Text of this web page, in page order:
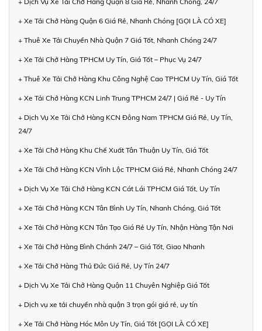
+ Xe Tải Chở Hàng Quận 6 Giá Rẻ, Nhanh Chóng [GỌI LÀ CÓ XE]
+ Thuê Xe Tải Chuyển Nhà Quận 7 Giá Tốt, Nhanh Chóng 24/7
+ Xe Tải Chở Hàng TPHCM Uy Tín, Giá Tốt – Phục Vụ 24/7
+ Thuê Xe Tải Chở Hàng Khu Công Nghệ Cao TPHCM Uy Tín, Giá Tốt
+ Xe Tải Chở Hàng KCN Linh Trung TPHCM 24/7 | Giá Rẻ - Uy Tín
+ Dịch Vụ Xe Tải Chở Hàng KCN Đông Nam TPHCM Giá Rẻ, Uy Tín,
24/7
+ Xe Tải Chở Hàng Khu Chế Xuất Tân Thuận Uy Tín, Giá Tốt
+ Xe Tải Chở Hàng KCN Vĩnh Lộc TPHCM Giá Rẻ, Nhanh Chóng 24/7
+ Dịch Vụ Xe Tải Chở Hàng KCN Cát Lái TPHCM Giá Tốt, Uy Tín
+ Xe Tải Chở Hàng KCN Tân Bình Uy Tín, Nhanh Chóng, Giá Tốt
+ Xe Tải Chở Hàng KCN Tân Tạo Giá Rẻ Uy Tín, Nhận Hàng Tận Nơi
+ Xe Tải Chở Hàng Bình Chánh 24/7 – Giá Tốt, Giao Nhanh
+ Xe Tải Chở Hàng Thủ Đức Giá Rẻ, Uy Tín 24/7
+ Dịch Vụ Xe Tải Chở Hàng Quận 11 Chuyên Nghiệp Giá Tốt
+ Dịch vụ xe tải chuyển nhà quận 3 trọn gói giá rẻ, uy tín
+ Xe Tải Chở Hàng Hóc Môn Uy Tín, Giá Tốt [GỌI LÀ CÓ XE]